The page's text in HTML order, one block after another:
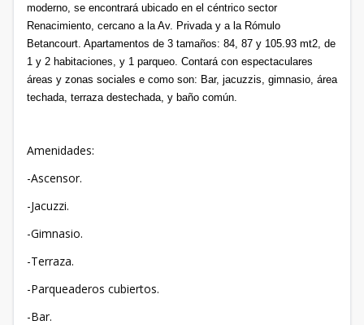
moderno, se encontrará ubicado en el céntrico sector
Renacimiento, cercano a la Av. Privada y a la Rómulo
Betancourt. Apartamentos de 3 tamaños: 84, 87 y 105.93 mt2, de
1 y 2 habitaciones, y 1 parqueo. Contará con espectaculares
áreas y zonas sociales e como son: Bar, jacuzzis, gimnasio, área
techada, terraza destechada, y baño común.
Amenidades:
-Ascensor.
-Jacuzzi.
-Gimnasio.
-Terraza.
-Parqueaderos cubiertos.
-Bar.